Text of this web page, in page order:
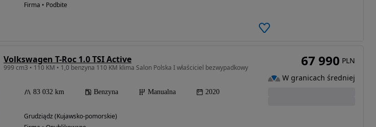
Firma • Podbite
Volkswagen T-Roc 1.0 TSI Active
999 cm3 • 110 KM • 1,0 benzyna 110 KM klima Salon Polska I właściciel bezwypadkowy
83 032 km Benzyna Manualna 2020
Grudziądz (Kujawsko-pomorskie)
67 990 PLN
W granicach średniej